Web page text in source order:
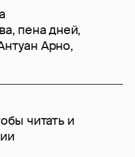
, пена дней,
Арно,
читать и